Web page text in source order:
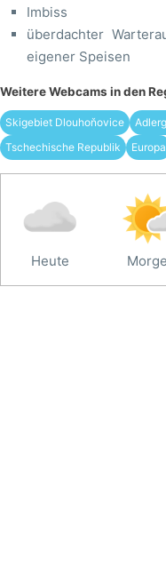
Imbiss
überdachter
eigener Speisen
Weitere Webcams in den
Skigebiet Dlouhoňovice
Tschechische Republik
Europa
Heute